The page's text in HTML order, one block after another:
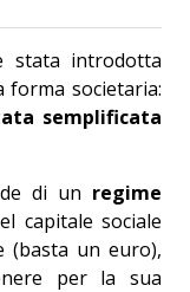
stata introdotta
forma societaria:
semplificata
di un regime
capitale sociale
(basta un euro),
per la sua